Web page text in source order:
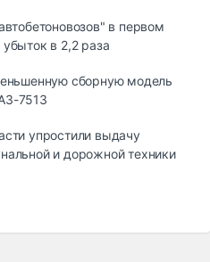
в первом
в 2,2 раза
сборную модель
7513
упростили выдачу
и дорожной техники